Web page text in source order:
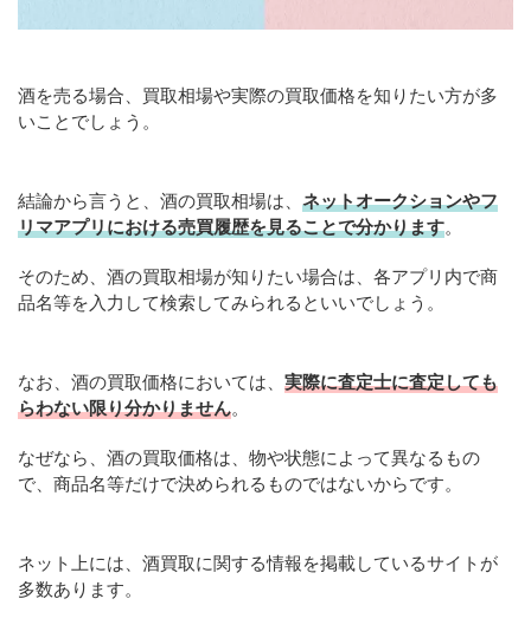
酒を売る場合、買取相場や実際の買取価格を知りたい方が多
いことでしょう。
結論から言うと、酒の買取相場は、 ネットオークションやフ
リマアプリにおける売買履歴を見ることで分かります。
そのため、酒の買取相場が知りたい場合は、各アプリ内で商
品名等を入力して検索してみられるといいでしょう。
なお、酒の買取価格においては、 実際に査定士に査定しても
らわない限り分かりません。
なぜなら、酒の買取価格は、物や状態によって異なるもの
で、商品名等だけで決められるものではないからです。
ネット上には、酒買取に関する情報を掲載しているサイトが
多数あります。